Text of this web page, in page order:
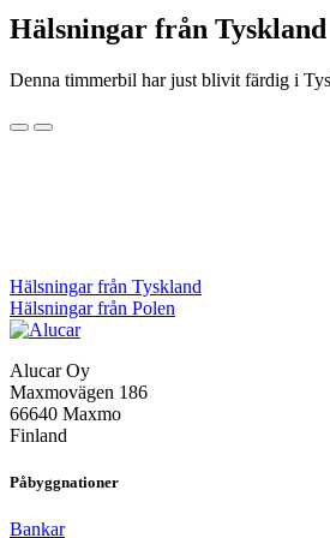
Hälsningar från Tyskland
Denna timmerbil har just blivit färdig i
Inläggsnavigering
Hälsningar från Tyskland
Hälsningar från Polen
Alucar Oy
Maxmovägen 186
66640 Maxmo
Finland
Påbyggnationer
Bankar